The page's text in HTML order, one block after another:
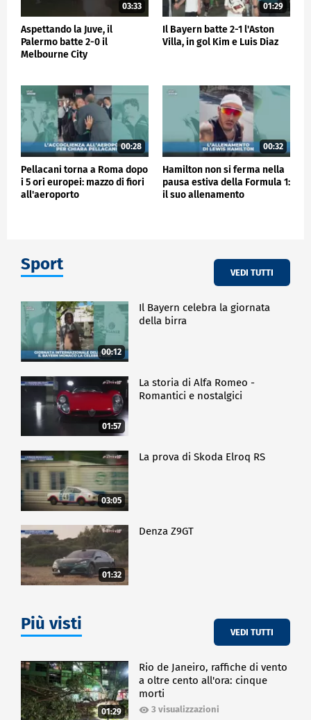
03:33
Aspettando la Juve, il
Palermo batte 2-0 il
Melbourne City
01:29
Il Bayern batte 2-1 l'Aston
Villa, in gol Kim e Luis Diaz
00:28
Pellacani torna a Roma dopo
i 5 ori europei: mazzo di fiori
all'aeroporto
00:32
Hamilton non si ferma nella
pausa estiva della Formula 1:
il suo allenamento
Sport VEDI TUTTI
00:12
Il Bayern celebra la giornata
della birra
01:57
La storia di Alfa Romeo -
Romantici e nostalgici
03:05
La prova di Skoda Elroq RS
01:32
Denza Z9GT
Più visti VEDI TUTTI
01:29
Rio de Janeiro, raffiche di vento
a oltre cento all'ora: cinque
morti
3 visualizzazioni